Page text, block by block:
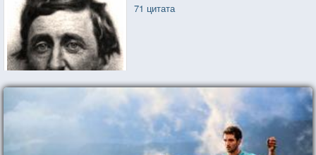
71 цитата